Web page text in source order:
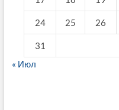
24 25 26
31
« Июл